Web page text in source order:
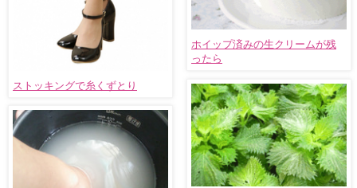
ストッキングで糸くずとり
ホイップ済みの生クリームが残
ったら